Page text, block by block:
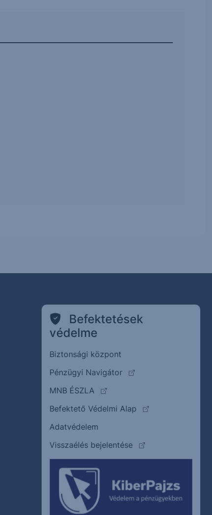
Befektetések
védelme
Biztonsági központ
Pénzügyi Navigátor
(külső oldalra ugrik)
MNB ÉSZLA
(külső oldalra ugrik)
Befektető Védelmi Alap
(külső oldalra
Adatvédelem
Visszaélés bejelentése
(külső oldalra ugrik)